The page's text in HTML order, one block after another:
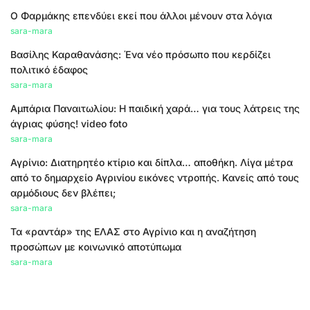
Ο Φαρμάκης επενδύει εκεί που άλλοι μένουν στα λόγια
sara-mara
Βασίλης Καραθανάσης: Ένα νέο πρόσωπο που κερδίζει
πολιτικό έδαφος
sara-mara
Αμπάρια Παναιτωλίου: Η παιδική χαρά… για τους λάτρεις της
άγριας φύσης! video foto
sara-mara
Αγρίνιο: Διατηρητέο κτίριο και δίπλα… αποθήκη. Λίγα μέτρα
από το δημαρχείο Αγρινίου εικόνες ντροπής. Κανείς από τους
αρμόδιους δεν βλέπει;
sara-mara
Τα «ραντάρ» της ΕΛΑΣ στο Αγρίνιο και η αναζήτηση
προσώπων με κοινωνικό αποτύπωμα
sara-mara